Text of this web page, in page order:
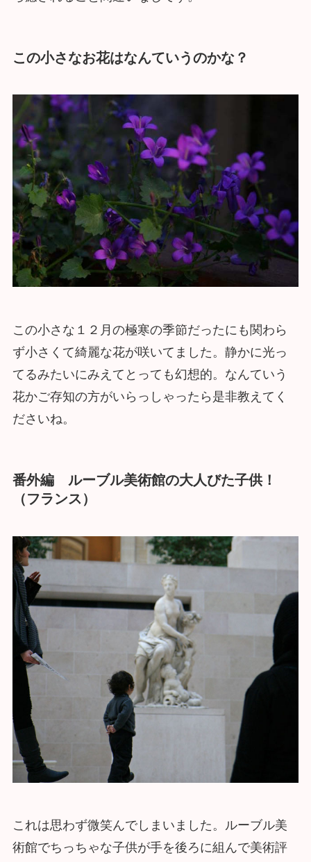
この小さなお花はなんていうのかな？
この小さな１２月の極寒の季節だったにも関わら
ず小さくて綺麗な花が咲いてました。静かに光っ
てるみたいにみえてとっても幻想的。なんていう
花かご存知の方がいらっしゃったら是非教えてく
ださいね。
番外編 ルーブル美術館の大人びた子供！
（フランス）
これは思わず微笑んでしまいました。ルーブル美
術館でちっちゃな子供が手を後ろに組んで美術評